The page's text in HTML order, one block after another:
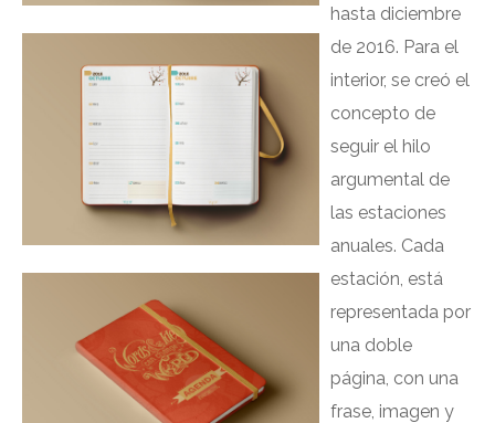
hasta diciembre
de 2016. Para el
interior, se creó el
concepto de
seguir el hilo
argumental de
las estaciones
anuales. Cada
estación, está
representada por
una doble
página, con una
frase, imagen y